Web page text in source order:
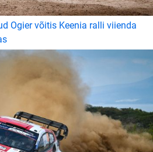
Ogier võitis Keenia ralli viienda